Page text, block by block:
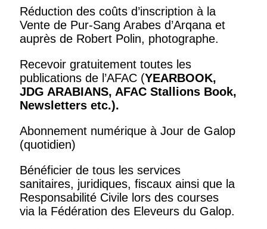
Réduction des coûts d’inscription à la
Vente de Pur-Sang Arabes d’Arqana et
auprès de Robert Polin, photographe.
Recevoir gratuitement toutes les
publications de l’AFAC (YEARBOOK,
JDG ARABIANS, AFAC Stallions Book,
Newsletters etc.).
Abonnement numérique à Jour de Galop
(quotidien)
Bénéficier de tous les services
sanitaires, juridiques, fiscaux ainsi que la
Responsabilité Civile lors des courses
via la Fédération des Eleveurs du Galop.